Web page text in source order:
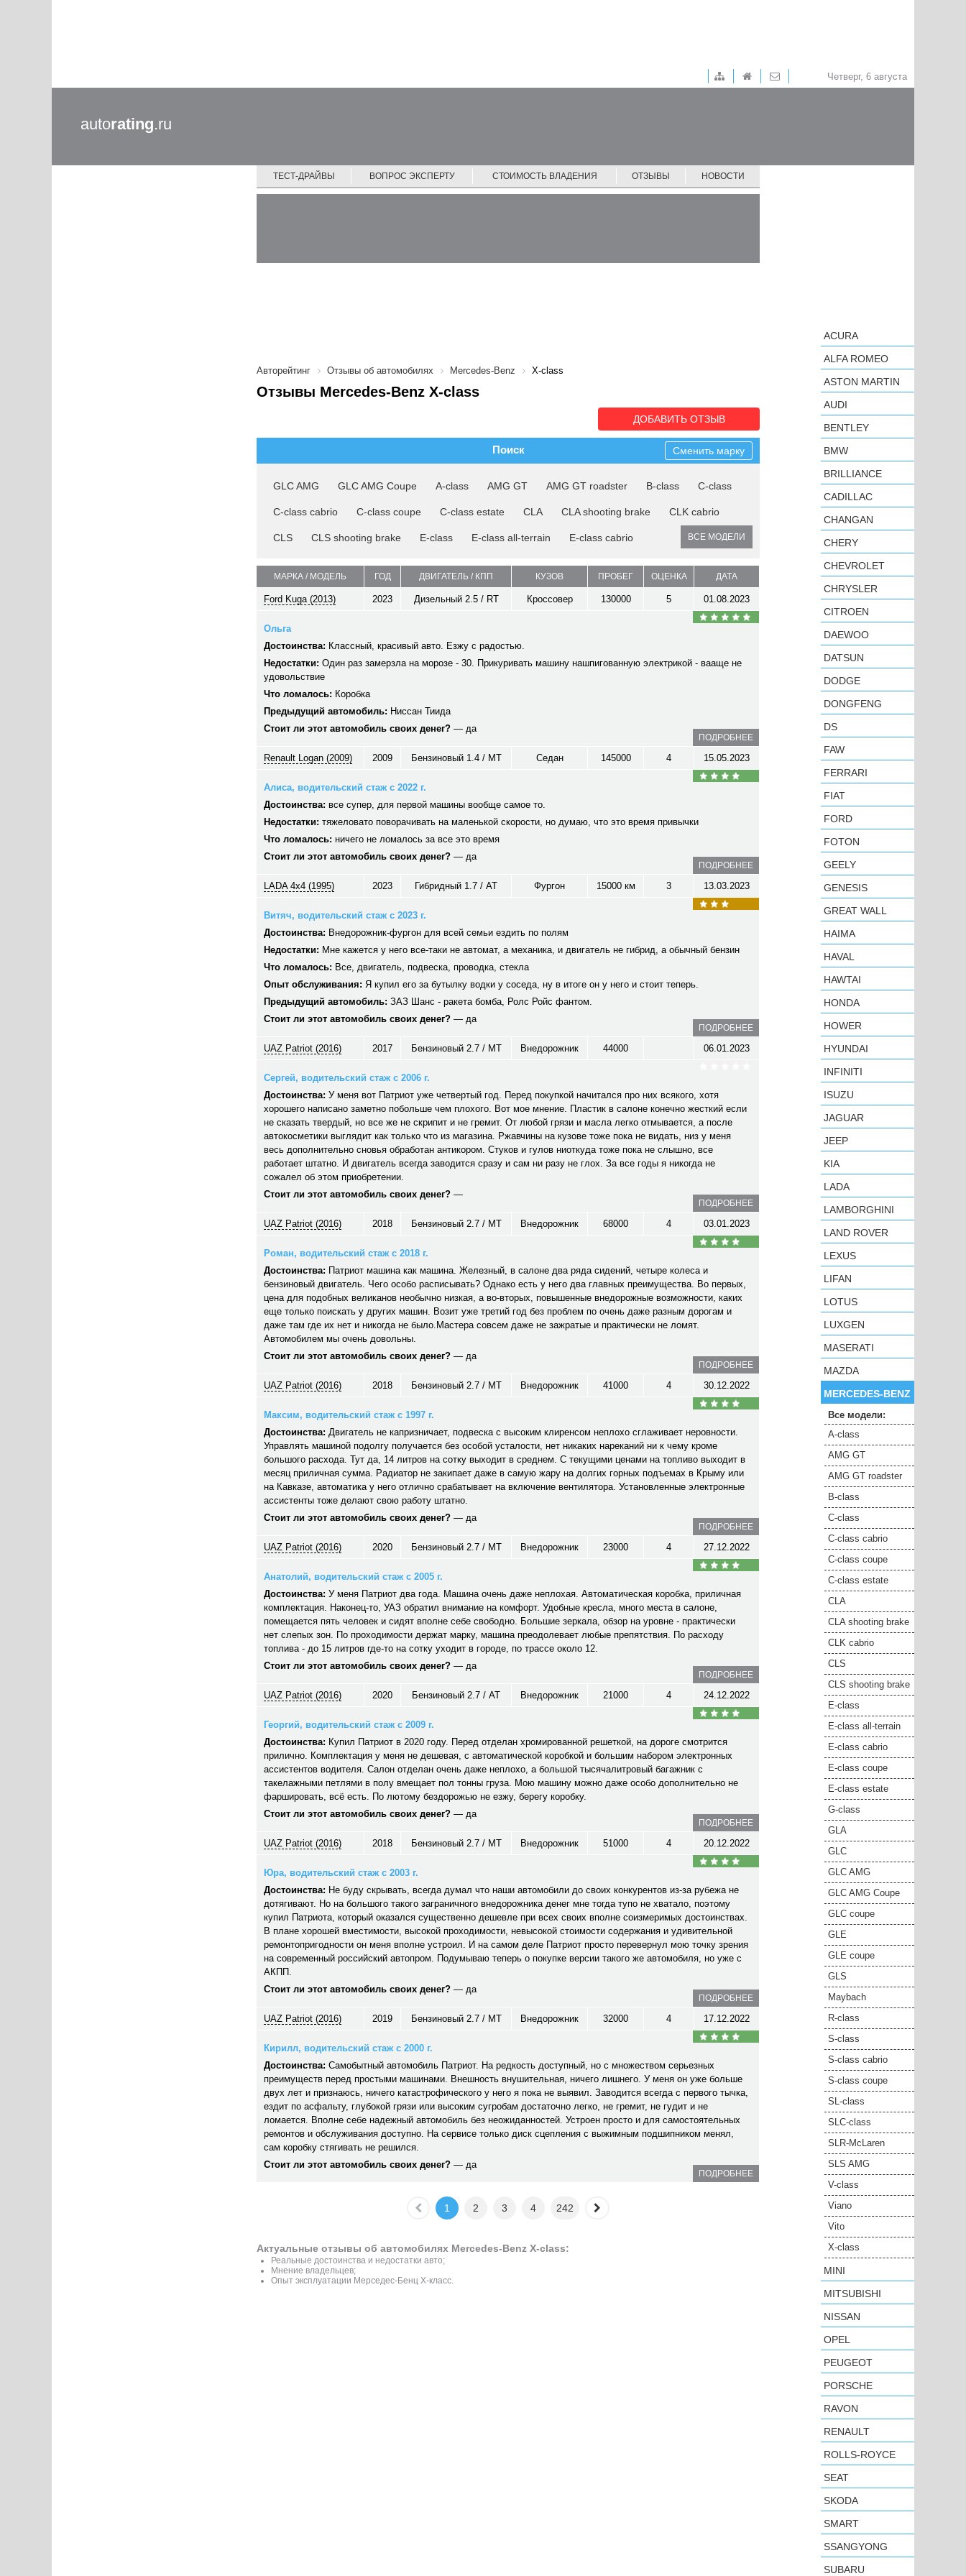
Четверг, 6 августа
autorating.ru
ТЕСТ-ДРАЙВЫ ВОПРОС ЭКСПЕРТУ СТОИМОСТЬ ВЛАДЕНИЯ ОТЗЫВЫ НОВОСТИ
Авторейтинг Отзывы об автомобилях Mercedes-Benz X-class
Отзывы Mercedes-Benz X-class
ДОБАВИТЬ ОТЗЫВ
Поиск Сменить марку
GLC AMG GLC AMG Coupe A-class AMG GT AMG GT roadster B-class C-class
C-class cabrio C-class coupe C-class estate CLA CLA shooting brake CLK cabrio
CLS CLS shooting brake E-class E-class all-terrain E-class cabrio ВСЕ МОДЕЛИ
МАРКА / МОДЕЛЬ ГОД ДВИГАТЕЛЬ / КПП КУЗОВ ПРОБЕГ ОЦЕНКА ДАТА
Ford Kuga (2013) 2023 Дизельный 2.5 / RT Кроссовер 130000 5 01.08.2023
Ольга
Достоинства: Классный, красивый авто. Езжу с радостью.
Недостатки: Один раз замерзла на морозе - 30. Прикуривать машину нашпигованную электрикой - вааще не
удовольствие
Что ломалось: Коробка
Предыдущий автомобиль: Ниссан Тиида
Стоит ли этот автомобиль своих денег? — да
ПОДРОБНЕЕ
Renault Logan (2009) 2009 Бензиновый 1.4 / MT Седан 145000 4 15.05.2023
Алиса, водительский стаж с 2022 г.
Достоинства: все супер, для первой машины вообще самое то.
Недостатки: тяжеловато поворачивать на маленькой скорости, но думаю, что это время привычки
Что ломалось: ничего не ломалось за все это время
Стоит ли этот автомобиль своих денег? — да
ПОДРОБНЕЕ
LADA 4x4 (1995) 2023 Гибридный 1.7 / AT Фургон 15000 км 3 13.03.2023
Витяч, водительский стаж с 2023 г.
Достоинства: Внедорожник-фургон для всей семьи ездить по полям
Недостатки: Мне кажется у него все-таки не автомат, а механика, и двигатель не гибрид, а обычный бензин
Что ломалось: Все, двигатель, подвеска, проводка, стекла
Опыт обслуживания: Я купил его за бутылку водки у соседа, ну в итоге он у него и стоит теперь.
Предыдущий автомобиль: ЗАЗ Шанс - ракета бомба, Ролс Ройс фантом.
Стоит ли этот автомобиль своих денег? — да
ПОДРОБНЕЕ
UAZ Patriot (2016) 2017 Бензиновый 2.7 / MT Внедорожник 44000 06.01.2023
Сергей, водительский стаж с 2006 г.
Достоинства: У меня вот Патриот уже четвертый год. Перед покупкой начитался про них всякого, хотя
хорошего написано заметно побольше чем плохого. Вот мое мнение. Пластик в салоне конечно жесткий если
не сказать твердый, но все же не скрипит и не гремит. От любой грязи и масла легко отмывается, а после
автокосметики выглядит как только что из магазина. Ржавчины на кузове тоже пока не видать, низ у меня
весь дополнительно сновья обработан антикором. Стуков и гулов ниоткуда тоже пока не слышно, все
работает штатно. И двигатель всегда заводится сразу и сам ни разу не глох. За все годы я никогда не
сожалел об этом приобретении.
Стоит ли этот автомобиль своих денег? —
ПОДРОБНЕЕ
UAZ Patriot (2016) 2018 Бензиновый 2.7 / MT Внедорожник 68000 4 03.01.2023
Роман, водительский стаж с 2018 г.
Достоинства: Патриот машина как машина. Железный, в салоне два ряда сидений, четыре колеса и
бензиновый двигатель. Чего особо расписывать? Однако есть у него два главных преимущества. Во первых,
цена для подобных великанов необычно низкая, а во-вторых, повышенные внедорожные возможности, каких
еще только поискать у других машин. Возит уже третий год без проблем по очень даже разным дорогам и
даже там где их нет и никогда не было.Мастера совсем даже не зажратые и практически не ломят.
Автомобилем мы очень довольны.
Стоит ли этот автомобиль своих денег? — да
ПОДРОБНЕЕ
UAZ Patriot (2016) 2018 Бензиновый 2.7 / MT Внедорожник 41000 4 30.12.2022
Максим, водительский стаж с 1997 г.
Достоинства: Двигатель не капризничает, подвеска с высоким клиренсом неплохо сглаживает неровности.
Управлять машиной подолгу получается без особой усталости, нет никаких нареканий ни к чему кроме
большого расхода. Тут да, 14 литров на сотку выходит в среднем. С текущими ценами на топливо выходит в
месяц приличная сумма. Радиатор не закипает даже в самую жару на долгих горных подъемах в Крыму или
на Кавказе, автоматика у него отлично срабатывает на включение вентилятора. Установленные электронные
ассистенты тоже делают свою работу штатно.
Стоит ли этот автомобиль своих денег? — да
ПОДРОБНЕЕ
UAZ Patriot (2016) 2020 Бензиновый 2.7 / MT Внедорожник 23000 4 27.12.2022
Анатолий, водительский стаж с 2005 г.
Достоинства: У меня Патриот два года. Машина очень даже неплохая. Автоматическая коробка, приличная
комплектация. Наконец-то, УАЗ обратил внимание на комфорт. Удобные кресла, много места в салоне,
помещается пять человек и сидят вполне себе свободно. Большие зеркала, обзор на уровне - практически
нет слепых зон. По проходимости держат марку, машина преодолевает любые препятствия. По расходу
топлива - до 15 литров где-то на сотку уходит в городе, по трассе около 12.
Стоит ли этот автомобиль своих денег? — да
ПОДРОБНЕЕ
UAZ Patriot (2016) 2020 Бензиновый 2.7 / AT Внедорожник 21000 4 24.12.2022
Георгий, водительский стаж с 2009 г.
Достоинства: Купил Патриот в 2020 году. Перед отделан хромированной решеткой, на дороге смотрится
прилично. Комплектация у меня не дешевая, с автоматической коробкой и большим набором электронных
ассистентов водителя. Салон отделан очень даже неплохо, а большой тысячалитровый багажник с
такелажными петлями в полу вмещает пол тонны груза. Мою машину можно даже особо дополнительно не
фаршировать, всё есть. По лютому бездорожью не езжу, берегу коробку.
Стоит ли этот автомобиль своих денег? — да
ПОДРОБНЕЕ
UAZ Patriot (2016) 2018 Бензиновый 2.7 / MT Внедорожник 51000 4 20.12.2022
Юра, водительский стаж с 2003 г.
Достоинства: Не буду скрывать, всегда думал что наши автомобили до своих конкурентов из-за рубежа не
дотягивают. Но на большого такого заграничного внедорожника денег мне тогда тупо не хватало, поэтому
купил Патриота, который оказался существенно дешевле при всех своих вполне соизмеримых достоинствах.
В плане хорошей вместимости, высокой проходимости, невысокой стоимости содержания и удивительной
ремонтопригодности он меня вполне устроил. И на самом деле Патриот просто перевернул мою точку зрения
на современный российский автопром. Подумываю теперь о покупке версии такого же автомобиля, но уже с
АКПП.
Стоит ли этот автомобиль своих денег? — да
ПОДРОБНЕЕ
UAZ Patriot (2016) 2019 Бензиновый 2.7 / MT Внедорожник 32000 4 17.12.2022
Кирилл, водительский стаж с 2000 г.
Достоинства: Самобытный автомобиль Патриот. На редкость доступный, но с множеством серьезных
преимуществ перед простыми машинами. Внешность внушительная, ничего лишнего. У меня он уже больше
двух лет и признаюсь, ничего катастрофического у него я пока не выявил. Заводится всегда с первого тычка,
ездит по асфальту, глубокой грязи или высоким сугробам достаточно легко, не гремит, не гудит и не
ломается. Вполне себе надежный автомобиль без неожиданностей. Устроен просто и для самостоятельных
ремонтов и обслуживания доступно. На сервисе только диск сцепления с выжимным подшипником менял,
сам коробку стягивать не решился.
Стоит ли этот автомобиль своих денег? — да
ПОДРОБНЕЕ
1 2 3 4 242
Актуальные отзывы об автомобилях Mercedes-Benz X-class:
Реальные достоинства и недостатки авто;
Мнение владельцев;
Опыт эксплуатации Мерседес-Бенц X-класс.
ACURA
ALFA ROMEO
ASTON MARTIN
AUDI
BENTLEY
BMW
BRILLIANCE
CADILLAC
CHANGAN
CHERY
CHEVROLET
CHRYSLER
CITROEN
DAEWOO
DATSUN
DODGE
DONGFENG
DS
FAW
FERRARI
FIAT
FORD
FOTON
GEELY
GENESIS
GREAT WALL
HAIMA
HAVAL
HAWTAI
HONDA
HOWER
HYUNDAI
INFINITI
ISUZU
JAGUAR
JEEP
KIA
LADA
LAMBORGHINI
LAND ROVER
LEXUS
LIFAN
LOTUS
LUXGEN
MASERATI
MAZDA
MERCEDES-BENZ
Все модели:
A-class
AMG GT
AMG GT roadster
B-class
C-class
C-class cabrio
C-class coupe
C-class estate
CLA
CLA shooting brake
CLK cabrio
CLS
CLS shooting brake
E-class
E-class all-terrain
E-class cabrio
E-class coupe
E-class estate
G-class
GLA
GLC
GLC AMG
GLC AMG Coupe
GLC coupe
GLE
GLE coupe
GLS
Maybach
R-class
S-class
S-class cabrio
S-class coupe
SL-class
SLC-class
SLR-McLaren
SLS AMG
V-class
Viano
Vito
X-class
MINI
MITSUBISHI
NISSAN
OPEL
PEUGEOT
PORSCHE
RAVON
RENAULT
ROLLS-ROYCE
SEAT
SKODA
SMART
SSANGYONG
SUBARU